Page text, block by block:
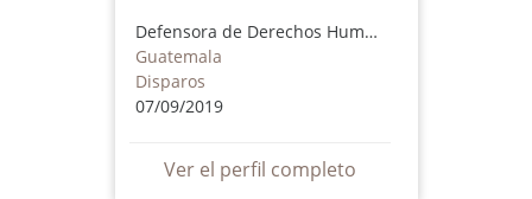
Defensora de Derechos Humanos
Guatemala
Disparos
07/09/2019
Ver el perfil completo